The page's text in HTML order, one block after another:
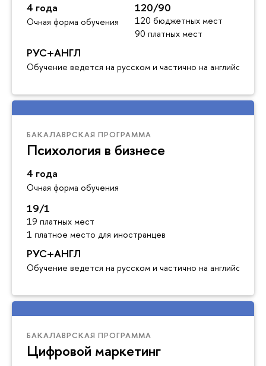
4 года
Очная форма обучения
120/90
120 бюджетных мест
90 платных мест
РУС+АНГЛ
Обучение ведется на русском и частично на английском
БАКАЛАВРСКАЯ ПРОГРАММА
Психология в бизнесе
4 года
Очная форма обучения
19/1
19 платных мест
1 платное место для иностранцев
РУС+АНГЛ
Обучение ведется на русском и частично на английском
БАКАЛАВРСКАЯ ПРОГРАММА
Цифровой маркетинг